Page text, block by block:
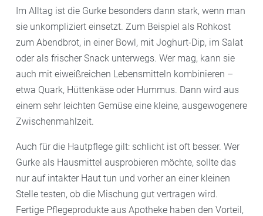
Im Alltag ist die Gurke besonders dann stark, wenn man
sie unkompliziert einsetzt. Zum Beispiel als Rohkost
zum Abendbrot, in einer Bowl, mit Joghurt-Dip, im Salat
oder als frischer Snack unterwegs. Wer mag, kann sie
auch mit eiweißreichen Lebensmitteln kombinieren –
etwa Quark, Hüttenkäse oder Hummus. Dann wird aus
einem sehr leichten Gemüse eine kleine, ausgewogenere
Zwischenmahlzeit.
Auch für die Hautpflege gilt: schlicht ist oft besser. Wer
Gurke als Hausmittel ausprobieren möchte, sollte das
nur auf intakter Haut tun und vorher an einer kleinen
Stelle testen, ob die Mischung gut vertragen wird.
Fertige Pflegeprodukte aus Apotheke haben den Vorteil,